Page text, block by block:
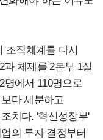
조직체계를 다시
과 체제를 2본부 1실
명에서 110명으로
다 세분하고
치다. '혁신성장부'
의 투자 결정부터